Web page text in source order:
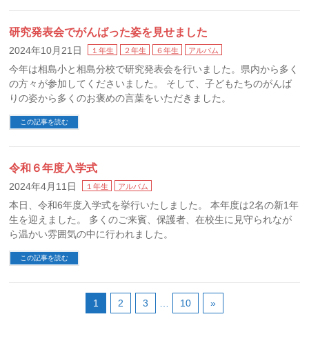
研究発表会でがんばった姿を見せました
2024年10月21日 １年生 ２年生 ６年生 アルバム
今年は相島小と相島分校で研究発表会を行いました。県内から多く
の方々が参加してくださいました。 そして、子どもたちのがんば
りの姿から多くのお褒めの言葉をいただきました。
この記事を読む
令和６年度入学式
2024年4月11日 １年生 アルバム
本日、令和6年度入学式を挙行いたしました。 本年度は2名の新1年
生を迎えました。 多くのご来賓、保護者、在校生に見守られなが
ら温かい雰囲気の中に行われました。
この記事を読む
1 2 3 10 »